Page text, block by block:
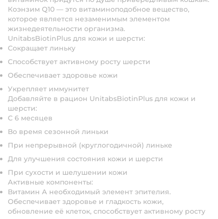
Коэнзим Q10 — это витаминоподобное вещество,
которое является незаменимым элементом
жизнедеятельности организма.
UnitabsBiotinPlus для кожи и шерсти:
Сокращает линьку
Способствует активному росту шерсти
Обеспечивает здоровье кожи
Укрепляет иммунитет
Добавляйте в рацион UnitabsBiotinPlus для кожи и
шерсти:
С 6 месяцев
Во время сезонной линьки
При непрерывной (круглогодичной) линьке
Для улучшения состояния кожи и шерсти
При сухости и шелушении кожи
Активные компоненты:
Витамин А необходимый элемент эпителия.
Обеспечивает здоровье и гладкость кожи,
обновление её клеток, способствует активному росту